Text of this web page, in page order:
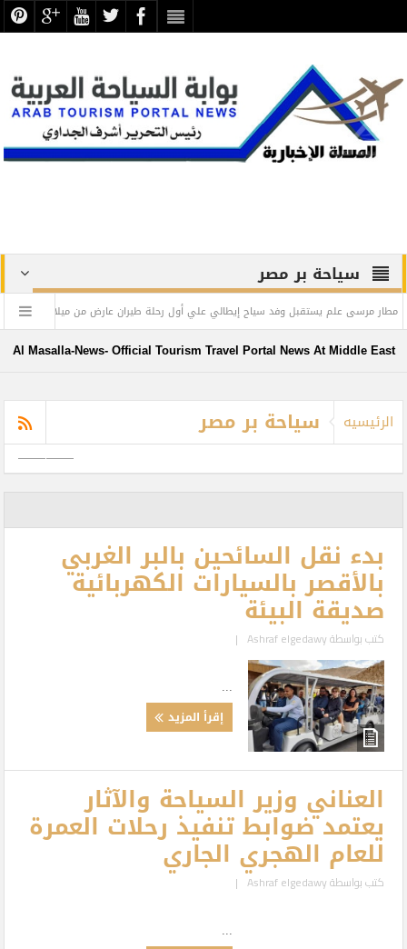
سياحة بر مصر
وفد سياح إيطالي علي أول رحلة طيران عارض من ميلانو
كندا تمنح تصاريح إقامة دائمة
الحوار في المنطقة العربية
Al Masalla-News- Official Tourism Travel Portal News At Middle East
الرئيسيه سياحة بر مصر
بدء نقل السائحين بالبر الغربي
بالأقصر بالسيارات الكهربائية
صديقة البيئة
كتب بواسطةAshraf elgedawy
|
إقرأ المزيد
العناني وزير السياحة والآثار
يعتمد ضوابط تنفيذ رحلات العمرة
للعام الهجري الجاري
كتب بواسطةAshraf elgedawy
|